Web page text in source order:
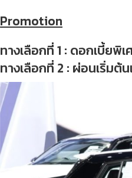
Promotion
ทางเลือกที่ 1 : ดอกเบี้ยพิ
ทางเลือกที่ 2 : ผ่อนเริ่มต้